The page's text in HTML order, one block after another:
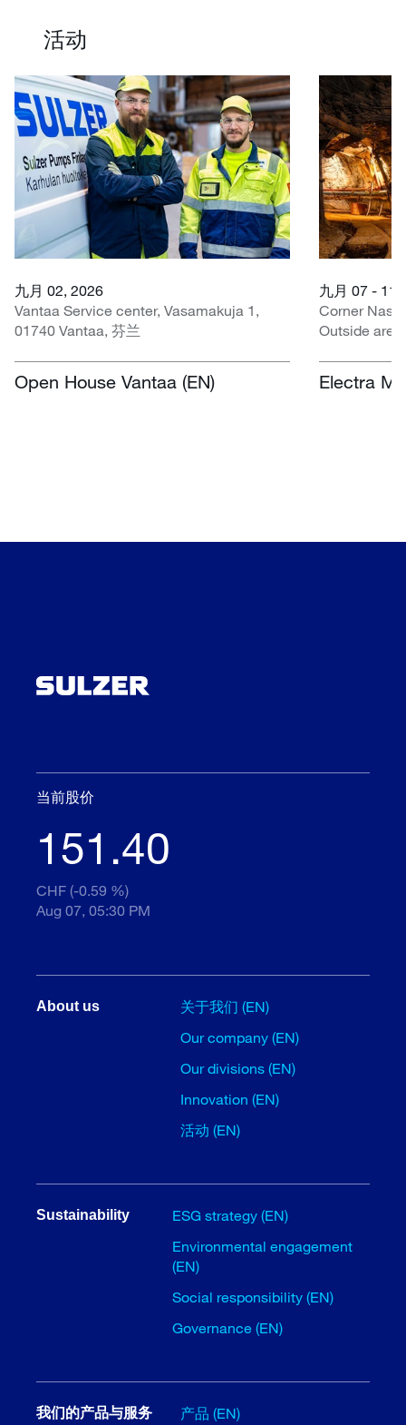
活动
九月 02, 2026
Vantaa Service center, Vasamakuja 1,
01740 Vantaa, 芬兰
Open House Vantaa (EN)
九月 07 - 11,
Corner
Outside area
Electra
当前股价
151.40
CHF (-0.59 %)
Aug 07, 05:30 PM
About us
关于我们 (EN)
Our company (EN)
Our divisions (EN)
Innovation (EN)
活动 (EN)
Sustainability
ESG strategy (EN)
Environmental engagement
(EN)
Social responsibility (EN)
Governance (EN)
我们的产品与服务
产品 (EN)